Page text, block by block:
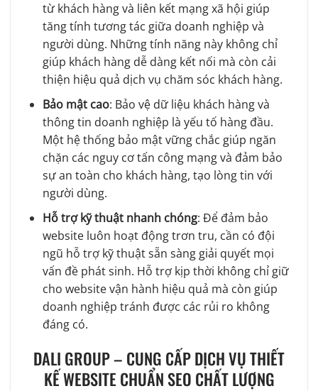
từ khách hàng và liên kết mạng xã hội giúp
tăng tính tương tác giữa doanh nghiệp và
người dùng. Những tính năng này không chỉ
giúp khách hàng dễ dàng kết nối mà còn cải
thiện hiệu quả dịch vụ chăm sóc khách hàng.
Bảo mật cao: Bảo vệ dữ liệu khách hàng và
thông tin doanh nghiệp là yếu tố hàng đầu.
Một hệ thống bảo mật vững chắc giúp ngăn
chặn các nguy cơ tấn công mạng và đảm bảo
sự an toàn cho khách hàng, tạo lòng tin với
người dùng.
Hỗ trợ kỹ thuật nhanh chóng: Để đảm bảo
website luôn hoạt động trơn tru, cần có đội
ngũ hỗ trợ kỹ thuật sẵn sàng giải quyết mọi
vấn đề phát sinh. Hỗ trợ kịp thời không chỉ giữ
cho website vận hành hiệu quả mà còn giúp
doanh nghiệp tránh được các rủi ro không
đáng có.
DALI GROUP – CUNG CẤP DỊCH VỤ THIẾT
KẾ WEBSITE CHUẨN SEO CHẤT LƯỢNG